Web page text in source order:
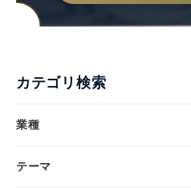
カテゴリ検索
業種
テーマ